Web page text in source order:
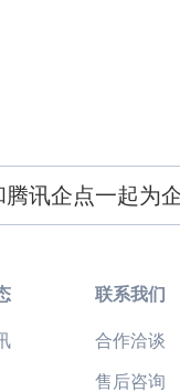
腾讯企点一起为
联系我们
合作洽谈
售后咨询